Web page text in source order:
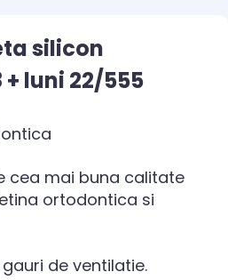
silicon
luni 22/555
cea mai buna calitate
ortodontica si
de ventilatie.